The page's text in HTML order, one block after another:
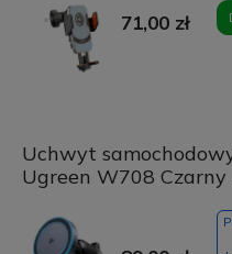
71,00 zł
Uchwyt
Ugreen W708 Czarny